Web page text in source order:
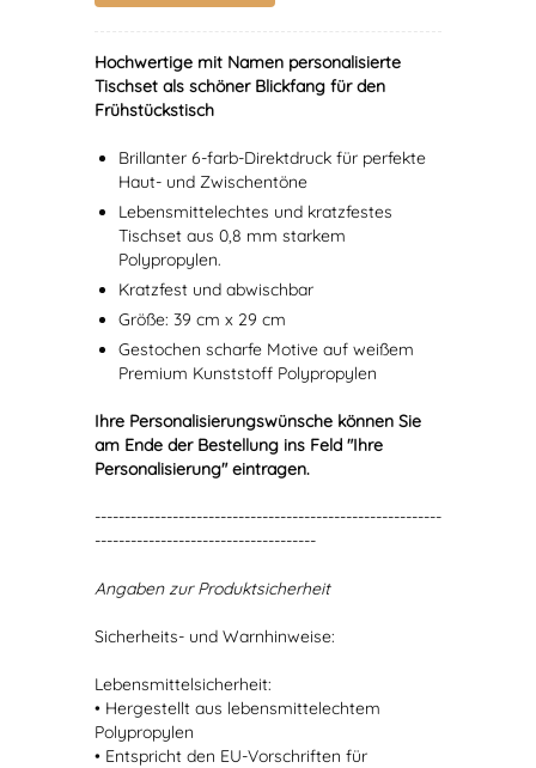
Hochwertige mit Namen personalisierte
Tischset als schöner Blickfang für den
Frühstückstisch
Brillanter 6-farb-Direktdruck für perfekte
Haut- und Zwischentöne
Lebensmittelechtes und kratzfestes
Tischset aus 0,8 mm starkem
Polypropylen.
Kratzfest und abwischbar
Größe: 39 cm x 29 cm
Gestochen scharfe Motive auf weißem
Premium Kunststoff Polypropylen
Ihre Personalisierungswünsche können Sie
am Ende der Bestellung ins Feld "Ihre
Personalisierung" eintragen.
----------------------------------------------------------
-------------------------------------
Angaben zur Produktsicherheit
Sicherheits- und Warnhinweise:
Lebensmittelsicherheit:
• Hergestellt aus lebensmittelechtem
Polypropylen
• Entspricht den EU-Vorschriften für